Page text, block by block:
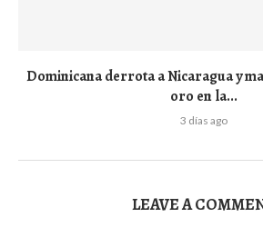
Dominicana derrota a Nicaragua y
oro en la...
3 días ago
LEAVE A